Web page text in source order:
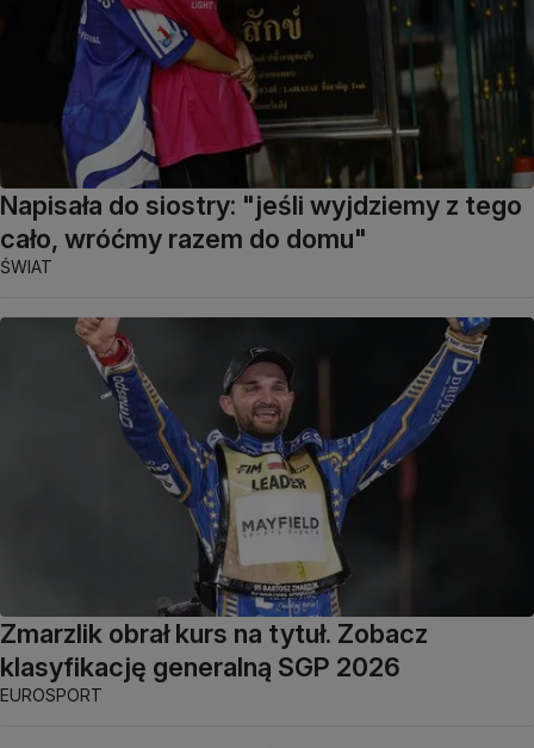
Napisała do siostry: "jeśli wyjdziemy z tego
cało, wróćmy razem do domu"
ŚWIAT
Zmarzlik obrał kurs na tytuł. Zobacz
klasyfikację generalną SGP 2026
EUROSPORT